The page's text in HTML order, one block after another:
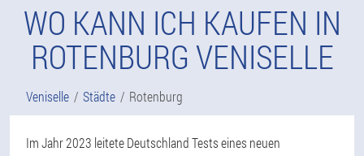
WO KANN ICH KAUFEN IN
ROTENBURG VENISELLE
Veniselle Städte Rotenburg
Im Jahr 2023 leitete Deutschland Tests eines neuen